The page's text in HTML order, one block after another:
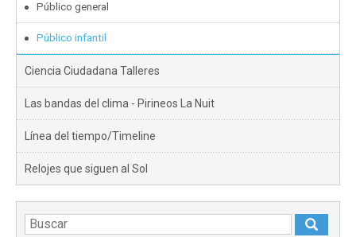
Público general
Público infantil
Ciencia Ciudadana Talleres
Las bandas del clima - Pirineos La Nuit
Línea del tiempo/Timeline
Relojes que siguen al Sol